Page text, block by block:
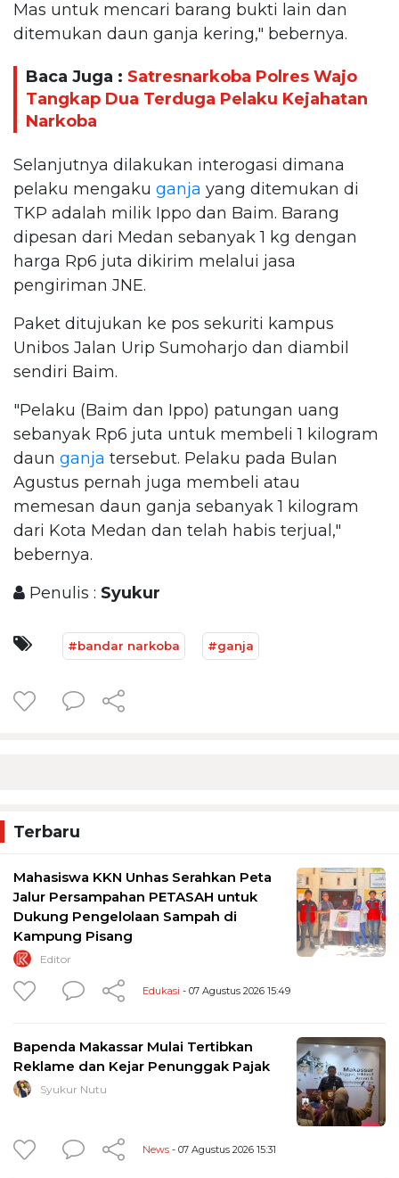
Mas untuk mencari barang bukti lain dan
ditemukan daun ganja kering," bebernya.
Baca Juga : Satresnarkoba Polres Wajo
Tangkap Dua Terduga Pelaku Kejahatan
Narkoba
Selanjutnya dilakukan interogasi dimana
pelaku mengaku ganja yang ditemukan di
TKP adalah milik Ippo dan Baim. Barang
dipesan dari Medan sebanyak 1 kg dengan
harga Rp6 juta dikirim melalui jasa
pengiriman JNE.
Paket ditujukan ke pos sekuriti kampus
Unibos Jalan Urip Sumoharjo dan diambil
sendiri Baim.
"Pelaku (Baim dan Ippo) patungan uang
sebanyak Rp6 juta untuk membeli 1 kilogram
daun ganja tersebut. Pelaku pada Bulan
Agustus pernah juga membeli atau
memesan daun ganja sebanyak 1 kilogram
dari Kota Medan dan telah habis terjual,"
bebernya.
Penulis : Syukur
#bandar narkoba #ganja
Terbaru
Mahasiswa KKN Unhas Serahkan Peta
Jalur Persampahan PETASAH untuk
Dukung Pengelolaan Sampah di
Kampung Pisang
Editor
Edukasi - 07 Agustus 2026 15:49
Bapenda Makassar Mulai Tertibkan
Reklame dan Kejar Penunggak Pajak
Syukur Nutu
News - 07 Agustus 2026 15:31